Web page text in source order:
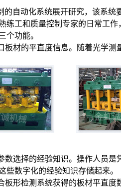
的自动化系统展开研究，该系
练工和质量控制专家的日常工
个功能。
材的平直度信息。随着光学
数选择的经验知识。操作人员
些数字化的经验知识存储起来。
板形检测系统获得的板材平直